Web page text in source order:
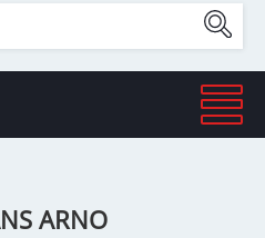
ARNO